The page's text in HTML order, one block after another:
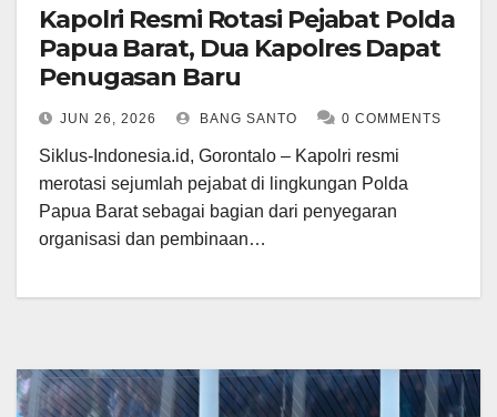
Kapolri Resmi Rotasi Pejabat Polda
Papua Barat, Dua Kapolres Dapat
Penugasan Baru
JUN 26, 2026 BANG SANTO 0 COMMENTS
Siklus-Indonesia.id, Gorontalo – Kapolri resmi
merotasi sejumlah pejabat di lingkungan Polda
Papua Barat sebagai bagian dari penyegaran
organisasi dan pembinaan…